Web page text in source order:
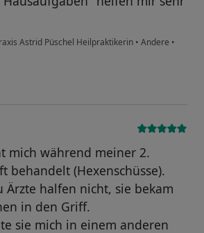
Astrid Püschel Heilpraktikerin • Andere •
mich während meiner 2.
behandelt (Hexenschüsse).
Ärzte halfen nicht, sie bekam
in den Griff.
sie mich in einem anderen